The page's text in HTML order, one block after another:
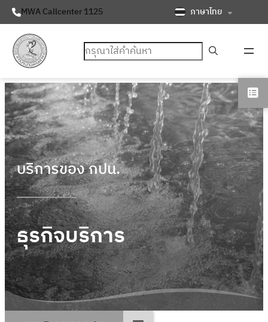
MWA Callcenter 1125 ภาษาไทย
ค้นหา
บริการของ กปน.
ธุรกิจบริการ